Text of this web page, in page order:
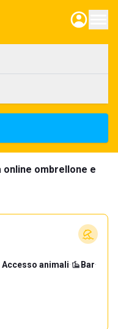
online ombrellone e
Accesso animali· Bar·